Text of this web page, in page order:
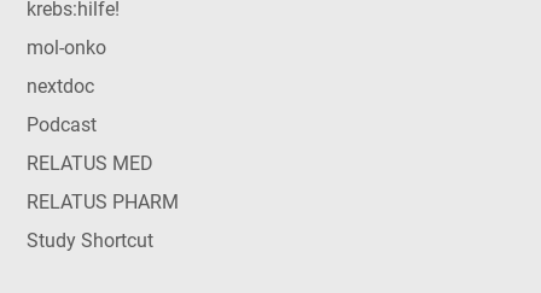
krebs:hilfe!
mol-onko
nextdoc
Podcast
RELATUS MED
RELATUS PHARM
Study Shortcut